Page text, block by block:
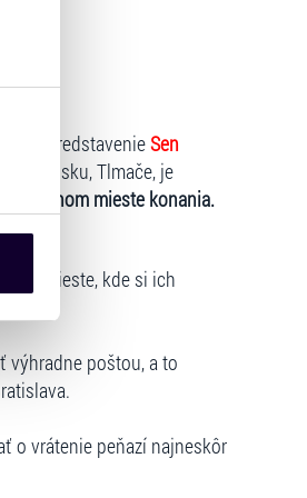
že predstavenieSen
stredisku, Tlmače, je
pôvodnom mieste konania.
mieste, kde si ich
výhradne poštou, a to
o vrátenie peňazí najneskôr